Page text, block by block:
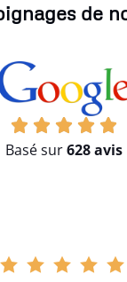
de
Basé sur628 avis